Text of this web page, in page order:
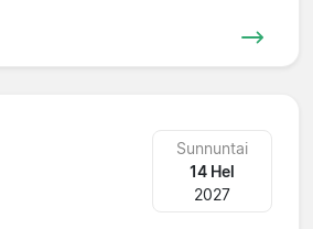
Sunnuntai
14 Hel
2027